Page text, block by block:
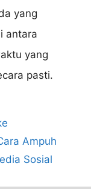
yang
antara
yang
pasti.
Ampuh
Sosial